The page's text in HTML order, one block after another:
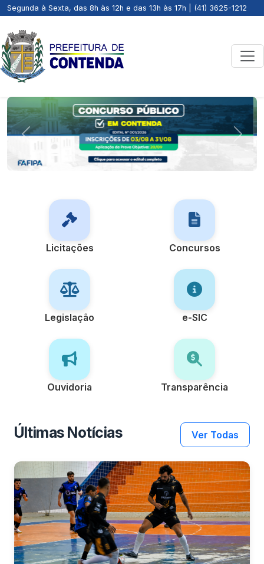
Segunda à Sexta, das 8h às 12h e das 13h às 17h | (41) 3625-1212
Previous Next
Licitações Concursos
Legislação e-SIC
Ouvidoria Transparência
Últimas Notícias Ver Todas